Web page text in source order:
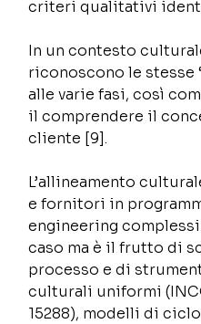
criteri qualitativi
In un contesto
riconoscono le stesse
alle varie fasi, così
il comprendere il
cliente [9].
L’allineamento
e fornitori in
engineering
caso ma è il frutto di
processo e di
culturali uniformi
15288), modelli di